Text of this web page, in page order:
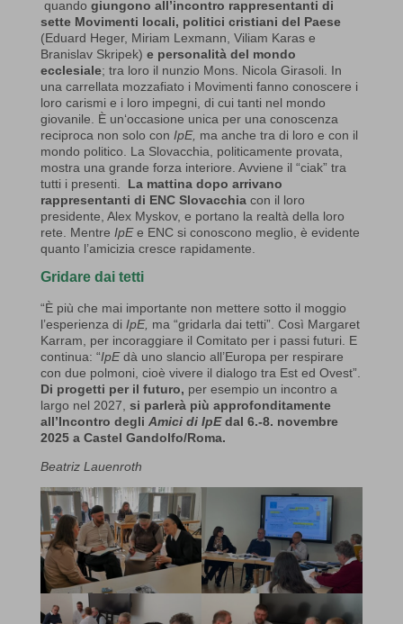
quando giungono all’incontro rappresentanti di
sette Movimenti locali, politici cristiani del Paese
(Eduard Heger, Miriam Lexmann, Viliam Karas e
Branislav Skripek) e personalità del mondo
ecclesiale; tra loro il nunzio Mons. Nicola Girasoli. In
una carrellata mozzafiato i Movimenti fanno conoscere i
loro carismi e i loro impegni, di cui tanti nel mondo
giovanile. È un‘occasione unica per una conoscenza
reciproca non solo con IpE, ma anche tra di loro e con il
mondo politico. La Slovacchia, politicamente provata,
mostra una grande forza interiore. Avviene il “ciak” tra
tutti i presenti. La mattina dopo arrivano
rappresentanti di ENC Slovacchiacon il loro
presidente, Alex Myskov, e portano la realtà della loro
rete. Mentre IpEe ENC si conoscono meglio, è evidente
quanto l’amicizia cresce rapidamente.
Gridare dai tetti
“È più che mai importante non mettere sotto il moggio
l’esperienza di IpE, ma “gridarla dai tetti”. Così Margaret
Karram, per incoraggiare il Comitato per i passi futuri. E
continua: “IpEdà uno slancio all’Europa per respirare
con due polmoni, cioè vivere il dialogo tra Est ed Ovest”.
Di progetti per il futuro, per esempio un incontro a
largo nel 2027, si parlerà più approfonditamente
all’Incontro degli Amici di IpEdal 6.-8. novembre
2025 a Castel Gandolfo/Roma.
Beatriz Lauenroth